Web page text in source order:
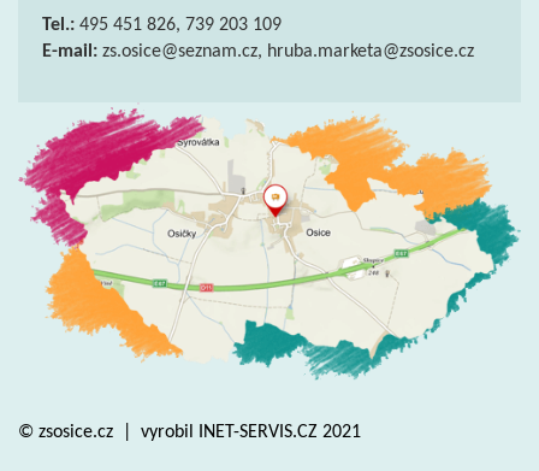
Tel.: 495 451 826, 739 203 109
E-mail: zs.osice@seznam.cz, hruba.marketa@zsosice.cz
© zsosice.cz vyrobil INET-SERVIS.CZ 2021